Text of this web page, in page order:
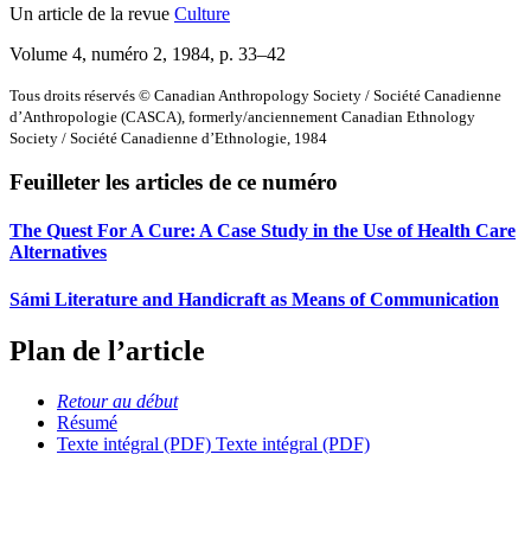
Un article de la revue Culture
Volume 4, numéro 2, 1984, p. 33–42
Tous droits réservés © Canadian Anthropology Society / Société Canadienne
d’Anthropologie (CASCA), formerly/anciennement Canadian Ethnology
Society / Société Canadienne d’Ethnologie, 1984
Feuilleter les articles de ce numéro
The Quest For A Cure: A Case Study in the Use of Health Care
Alternatives
Sámi Literature and Handicraft as Means of Communication
Plan de l’article
Retour au début
Résumé
Texte intégral (PDF) Texte intégral (PDF)